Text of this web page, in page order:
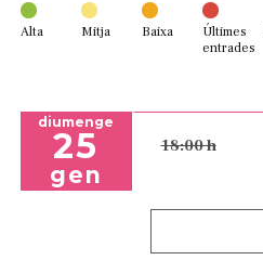
Alta Mitja Baixa
Últimes
entrades
diumenge
25
gen
18:00 h